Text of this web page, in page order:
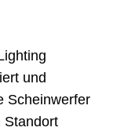
und
Scheinwerfer
Standort